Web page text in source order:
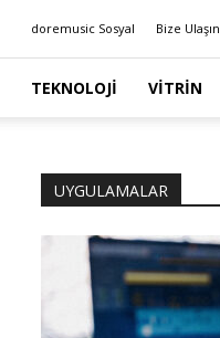
doremusic Sosyal Bize Ulaşın
TEKNOLOJI VITRIN
UYGULAMALAR